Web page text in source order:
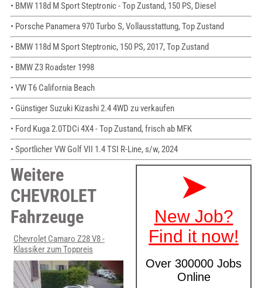
• BMW 118d M Sport Steptronic - Top Zustand, 150 PS, Diesel
• Porsche Panamera 970 Turbo S, Vollausstattung, Top Zustand
• BMW 118d M Sport Steptronic, 150 PS, 2017, Top Zustand
• BMW Z3 Roadster 1998
• VW T6 California Beach
• Günstiger Suzuki Kizashi 2.4 4WD zu verkaufen
• Ford Kuga 2.0TDCi 4X4 - Top Zustand, frisch ab MFK
• Sportlicher VW Golf VII 1.4 TSI R-Line, s/w, 2024
Weitere
CHEVROLET
Fahrzeuge
Chevrolet Camaro Z28 V8 -
Klassiker zum Toppreis